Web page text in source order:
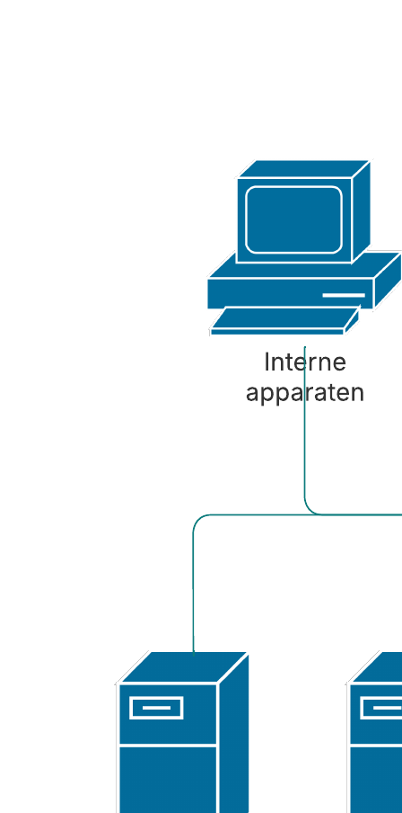
De onderdelen van een basisnetwerk visualiseren.
De informatiestroom en interacties tussen verschillende
netwerkapparaten begrijpen.
Gerelateerde sjablonen